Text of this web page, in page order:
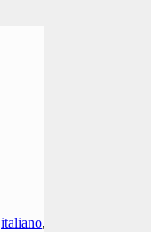
italiano,